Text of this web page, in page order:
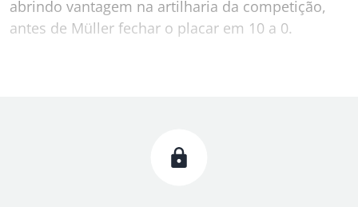
abrindo vantagem na artilharia da competição,
antes de Müller fechar o placar em 10 a 0.